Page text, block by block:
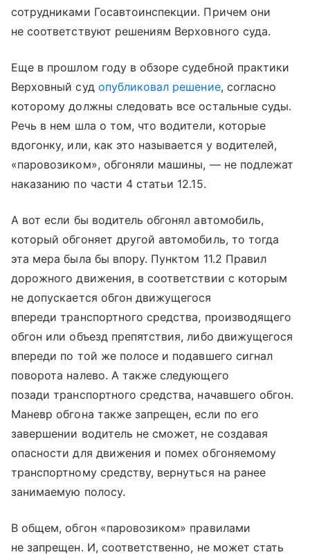
сотрудниками Госавтоинспекции. Причем они
не соответствуют решениям Верховного суда.
Еще в прошлом году в обзоре судебной практики
Верховный суд опубликовал решение, согласно
которому должны следовать все остальные суды.
Речь в нем шла о том, что водители, которые
вдогонку, или, как это называется у водителей,
«паровозиком», обгоняли машины, — не подлежат
наказанию по части 4 статьи 12.15.
А вот если бы водитель обгонял автомобиль,
который обгоняет другой автомобиль, то тогда
эта мера была бы впору. Пунктом 11.2 Правил
дорожного движения, в соответствии с которым
не допускается обгон движущегося
впереди транспортного средства, производящего
обгон или объезд препятствия, либо движущегося
впереди по той же полосе и подавшего сигнал
поворота налево. А также следующего
позади транспортного средства, начавшего обгон.
Маневр обгона также запрещен, если по его
завершении водитель не сможет, не создавая
опасности для движения и помех обгоняемому
транспортному средству, вернуться на ранее
занимаемую полосу.
В общем, обгон «паровозиком» правилами
не запрещен. И, соответственно, не может стать